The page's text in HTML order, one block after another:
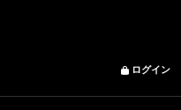
ログイン